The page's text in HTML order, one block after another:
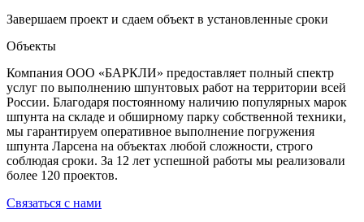
Завершаем проект и сдаем объект в установленные сроки
Объекты
Компания ООО «БАРКЛИ» предоставляет полный спектр
услуг по выполнению шпунтовых работ на территории всей
России. Благодаря постоянному наличию популярных марок
шпунта на складе и обширному парку собственной техники,
мы гарантируем оперативное выполнение погружения
шпунта Ларсена на объектах любой сложности, строго
соблюдая сроки. За 12 лет успешной работы мы реализовали
более 120 проектов.
Связаться с нами